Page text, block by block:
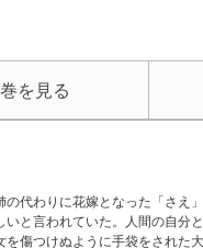
を見る
代わりに花嫁となった「さえ
と言われていた。人間の自分
傷つけぬように手袋をされた